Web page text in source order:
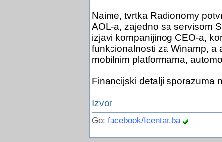
Naime, tvrtka Radionomy
AOL-a, zajedno sa servisom
izjavi kompanijinog CEO-a,
funkcionalnosti za Winamp, a
mobilnim platformama,
Financijski detalji sporazuma
Izvor
Go: facebook/Icentar.ba